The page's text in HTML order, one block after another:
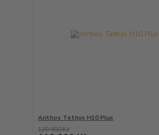
Anthos Tethys H10 Plus
129 900 Kč